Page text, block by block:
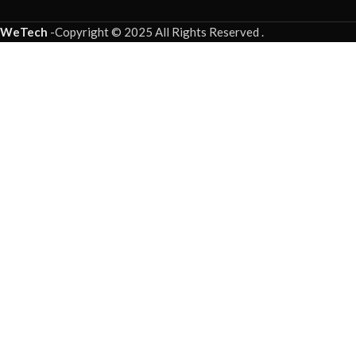
WeTech -Copyright © 2025 All Rights Reserved .